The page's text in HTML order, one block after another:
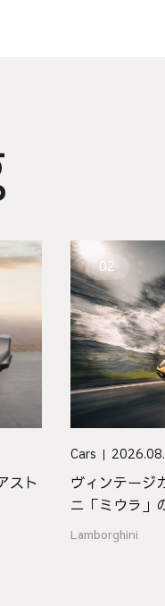
スト
02
Cars
ヴィンテージ
ニ「ミウラ」
Lamborghini